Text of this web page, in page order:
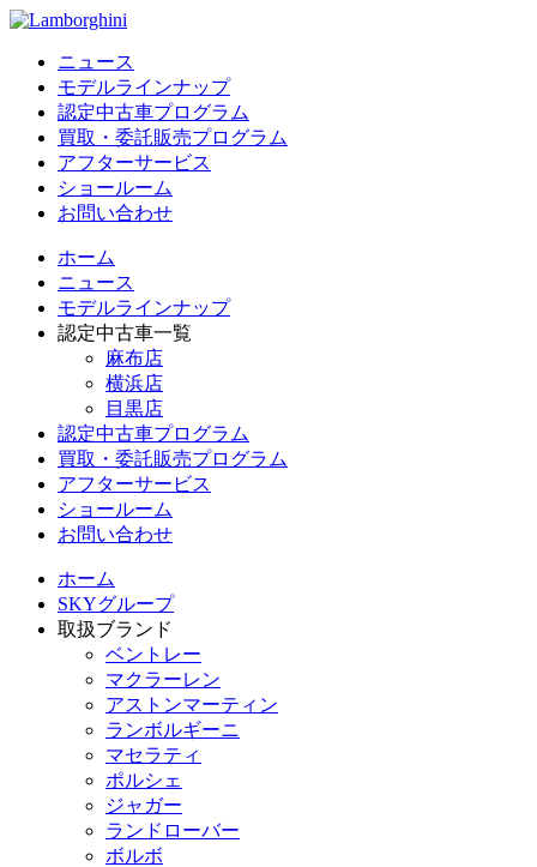
ニュース
モデルラインナップ
認定中古車プログラム
買取・委託販売プログラム
アフターサービス
ショールーム
お問い合わせ
ホーム
ニュース
モデルラインナップ
認定中古車一覧
麻布店
横浜店
目黒店
認定中古車プログラム
買取・委託販売プログラム
アフターサービス
ショールーム
お問い合わせ
ホーム
SKYグループ
取扱ブランド
ベントレー
マクラーレン
アストンマーティン
ランボルギーニ
マセラティ
ポルシェ
ジャガー
ランドローバー
ボルボ